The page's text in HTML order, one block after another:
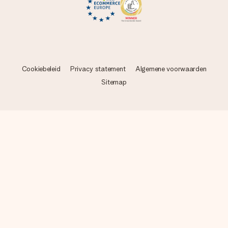
Cookiebeleid Privacy statement
Algemene voorwaarden
Sitemap